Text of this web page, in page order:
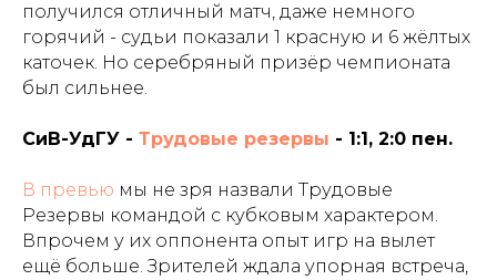
получился отличный матч, даже немного
горячий - судьи показали 1 красную и 6 жёлтых
каточек. Но серебряный призёр чемпионата
был сильнее.
СиВ-УдГУ - Трудовые резервы - 1:1, 2:0 пен.
В превью мы не зря назвали Трудовые
Резервы командой с кубковым характером.
Впрочем у их оппонента опыт игр на вылет
ещё больше. Зрителей ждала упорная встреча,